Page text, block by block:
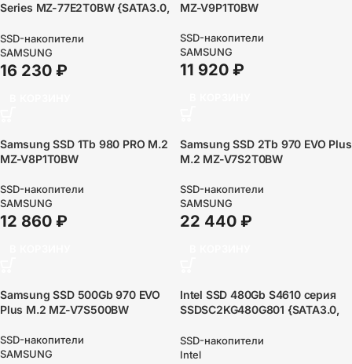
Series MZ-77E2T0BW {SATA3.0,
SSD-накопители
SAMSUNG
16 230 ₽
MZ-V9P1T0BW
SSD-накопители
SAMSUNG
11 920 ₽
Samsung SSD 1Tb 980 PRO M.2
MZ-V8P1T0BW
SSD-накопители
SAMSUNG
12 860 ₽
Samsung SSD 2Tb 970 EVO Plus
M.2 MZ-V7S2T0BW
SSD-накопители
SAMSUNG
22 440 ₽
Samsung SSD 500Gb 970 EVO
Plus M.2 MZ-V7S500BW
SSD-накопители
SAMSUNG
Intel SSD 480Gb S4610 серия
SSDSC2KG480G801 {SATA3.0,
SSD-накопители
Intel